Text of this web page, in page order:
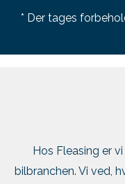
* Der tages
Hos Fleasing er
bilbranchen. Vi ved,